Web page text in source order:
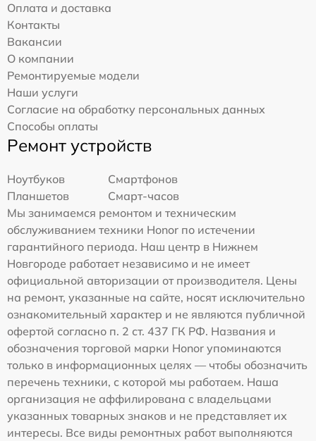
Оплата и доставка
Контакты
Вакансии
О компании
Ремонтируемые модели
Наши услуги
Согласие на обработку персональных данных
Способы оплаты
Ремонт устройств
Ноутбуков
Смартфонов
Планшетов
Смарт-часов
Мы занимаемся ремонтом и техническим
обслуживанием техники Honor по истечении
гарантийного периода. Наш центр в Нижнем
Новгороде работает независимо и не имеет
официальной авторизации от производителя. Цены
на ремонт, указанные на сайте, носят исключительно
ознакомительный характер и не являются публичной
офертой согласно п. 2 ст. 437 ГК РФ. Названия и
обозначения торговой марки Honor упоминаются
только в информационных целях — чтобы обозначить
перечень техники, с которой мы работаем. Наша
организация не аффилирована с владельцами
указанных товарных знаков и не представляет их
интересы. Все виды ремонтных работ выполняются